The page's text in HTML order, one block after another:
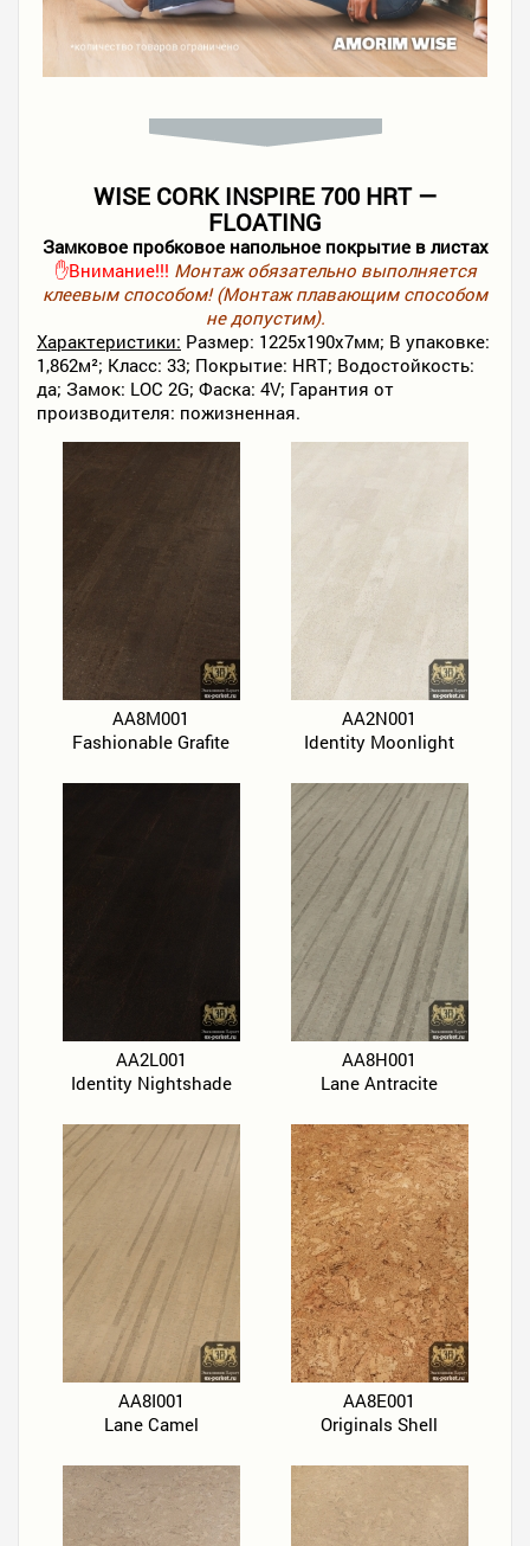
WISE CORK INSPIRE 700 HRT —
FLOATING
Замковое пробковое напольное покрытие в листах
✋Внимание!!! Монтаж обязательно выполняется
клеевым способом! (Монтаж плавающим способом
не допустим).
Характеристики: Размер: 1225х190х7мм; В упаковке:
1,862м²; Класс: 33; Покрытие: HRT; Водостойкость:
да; Замок: LOC 2G; Фаска: 4V; Гарантия от
производителя: пожизненная.
AA8M001
Fashionable Grafite
AA2N001
Identity Moonlight
AA2L001
Identity Nightshade
AA8H001
Lane Antracite
AA8I001
Lane Camel
AA8E001
Originals Shell